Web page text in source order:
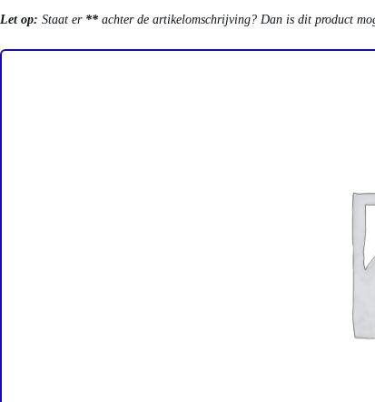
Let op: Staat er ** achter de artikelomschrijving? Dan is dit product